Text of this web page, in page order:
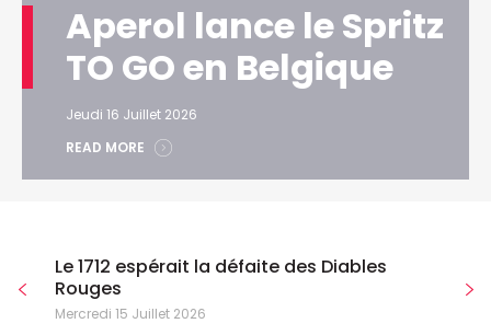
Aperol lance le Spritz
TO GO en Belgique
Jeudi 16 Juillet 2026
READ MORE
Le 1712 espérait la défaite des Diables
Rouges
Mercredi 15 Juillet 2026